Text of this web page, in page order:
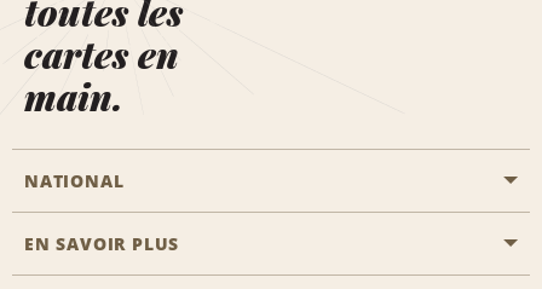
toutes les
cartes en
main.
NATIONAL
Passer une réservation
EN SAVOIR PLUS